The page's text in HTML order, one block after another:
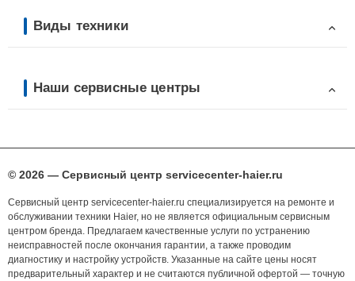
Виды техники
Наши сервисные центры
© 2026 — Сервисный центр servicecenter-haier.ru
Сервисный центр servicecenter-haier.ru специализируется на ремонте и
обслуживании техники Haier, но не является официальным сервисным
центром бренда. Предлагаем качественные услуги по устранению
неисправностей после окончания гарантии, а также проводим
диагностику и настройку устройств. Указанные на сайте цены носят
предварительный характер и не считаются публичной офертой — точную